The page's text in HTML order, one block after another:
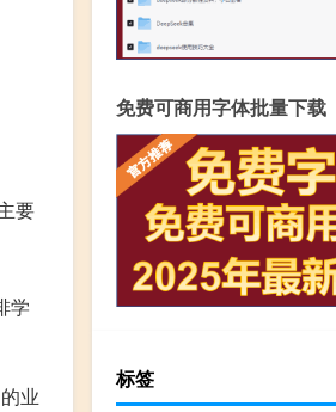
要
学
业
免费可商用字体批量下载
标签